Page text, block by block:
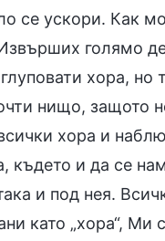
се ускори. Как
голямо
хора, но
нищо, защото
хора и
където и да се
и под нея.
като „хора“, Ми